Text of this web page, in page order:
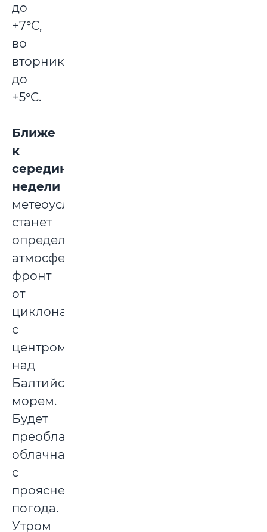
до
+7°C,
во
вторник
до
+5°C.
Ближе
к
середине
недели
метеоусловия
станет
определять
атмосферный
фронт
от
циклона
с
центром
над
Балтийским
морем.
Будет
преобладать
облачная
с
прояснениями
погода.
Утром